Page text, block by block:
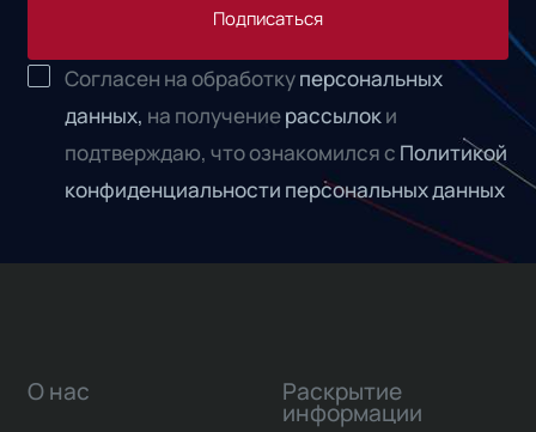
Подписаться
Согласен на обработкуперсональных
данных, на получениерассылоки
подтверждаю, что ознакомился с Политикой
конфиденциальности персональных данных
О нас Раскрытие
информации